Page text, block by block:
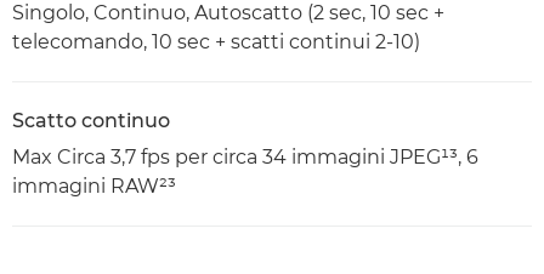
Singolo, Continuo, Autoscatto (2 sec, 10 sec +
telecomando, 10 sec + scatti continui 2-10)
Scatto continuo
Max Circa 3,7 fps per circa 34 immagini JPEG¹³, 6
immagini RAW²³